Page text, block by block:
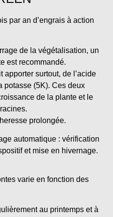
par an d’engrais à action
de la végétalisation, un
est recommandé.
apporter surtout, de l’acide
potasse (5K). Ces deux
de la plante et le
prolongée.
automatique : vérification
et mise en hivernage.
varie en fonction des
au printemps et à